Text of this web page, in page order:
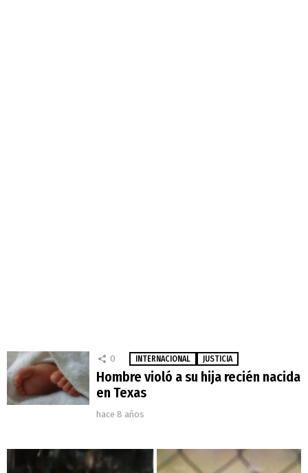
0 INTERNACIONAL JUSTICIA
Hombre violó a su hija recién nacida
en Texas
hace 8 años